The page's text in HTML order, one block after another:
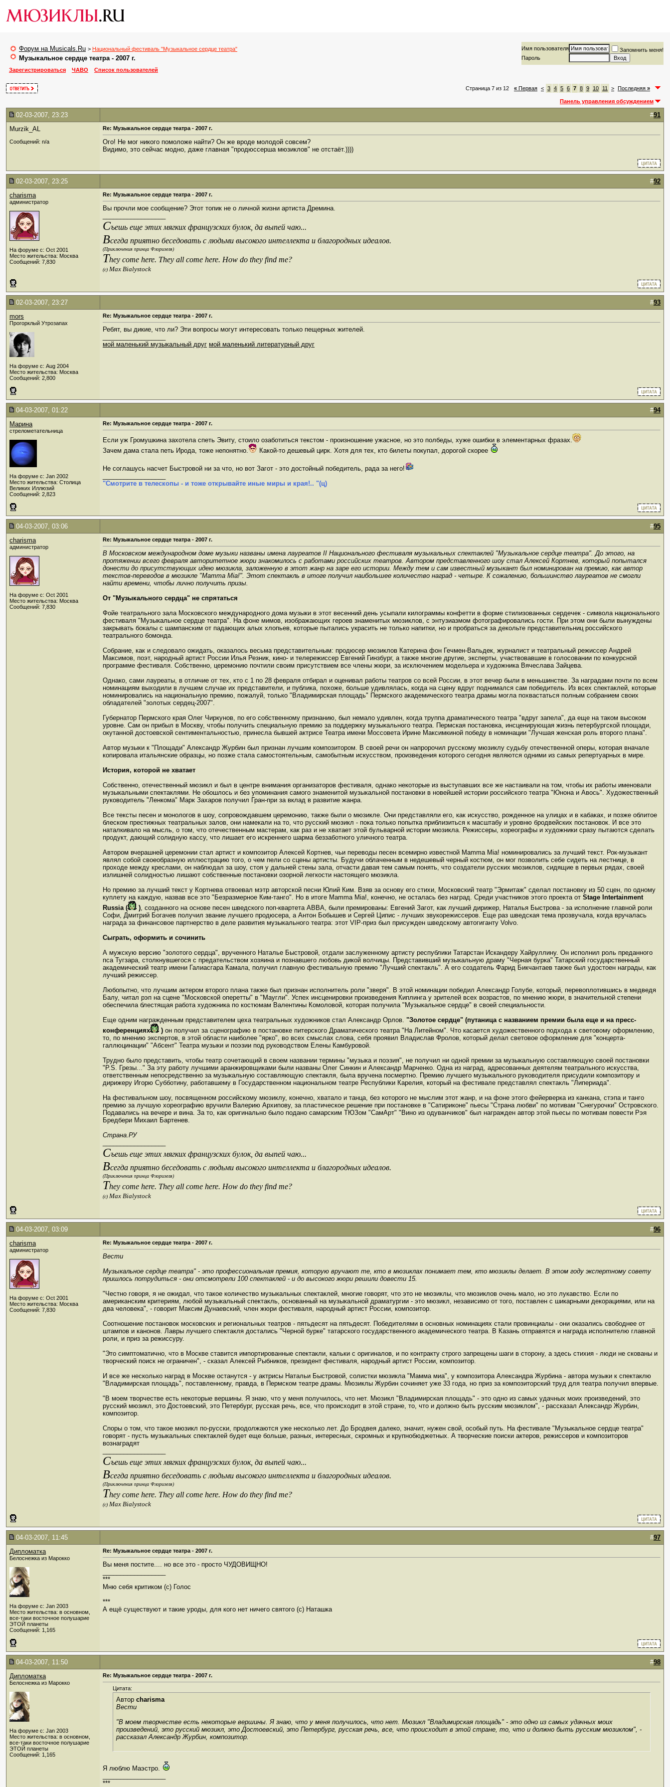
Форум на Musicals.Ru > Национальный фестиваль "Музыкальное сердце театра"
Музыкальное сердце театра - 2007 г.
Имя пользователя
Запомнить меня!
Пароль
Зарегистрироваться
ЧАВО Список пользователей
Страница 7 из 12 « Первая < 3 4 5 6 7 8 9 10 11 > Последняя »
Панель управления обсуждением
02-03-2007, 23:23 #91
Murzik_AL
Сообщений: n/a
Re: Музыкальное сердце театра - 2007 г.
Ого! Не мог никого помоложе найти? Он же вроде молодой совсем?
Видимо, это сейчас модно, даже главная "продюссерша мюзиклов" не отстаёт.))))
02-03-2007, 23:25 #92
charisma
администратор
На форуме с: Oct 2001
Место жительства: Москва
Сообщений: 7,830
Re: Музыкальное сердце театра - 2007 г.
Вы прочли мое сообщение? Этот топик не о личной жизни артиста Дремина.
Съешь еще этих мягких французских булок, да выпей чаю...
Всегда приятно беседовать с людьми высокого интеллекта и благородных идеалов.
(Приключения принца Флоризеля)
They come here. They all come here. How do they find me?
(c) Max Bialystock
02-03-2007, 23:27 #93
mors
Прогорклый Утрозапах
На форуме с: Aug 2004
Место жительства: Москва
Сообщений: 2,800
Re: Музыкальное сердце театра - 2007 г.
Ребят, вы дикие, что ли? Эти вопросы могут интересовать только пещерных жителей.
мой маленький музыкальный друг мой маленький литературный друг
04-03-2007, 01:22 #94
Марина
стрелометательница
На форуме с: Jan 2002
Место жительства: Столица
Великих Иллюзий
Сообщений: 2,823
Re: Музыкальное сердце театра - 2007 г.
Если уж Громушкина захотела спеть Эвиту, стоило озаботиться текстом - произношение ужасное, но это полбеды, хуже ошибки в элементарных фразах.
Зачем дама стала петь Ирода, тоже непонятно.
Какой-то дешевый цирк. Хотя для тех, кто билеты покупал, дорогой скорее
Не соглашусь насчет Быстровой ни за что, но вот Загот - это достойный победитель, рада за него!
"Смотрите в телескопы - и тоже открывайте иные миры и края!.. "(ц)
04-03-2007, 03:06 #95
charisma
администратор
На форуме с: Oct 2001
Место жительства: Москва
Сообщений: 7,830
Re: Музыкальное сердце театра - 2007 г.
В Московском международном доме музыки названы имена лауреатов II Национального фестиваля музыкальных спектаклей "Музыкальное сердце театра". До этого, на
протяжении всего февраля авторитетное жюри знакомилось с работами российских театров. Автором представленного шоу стал Алексей Кортнев, который попытался
донести до присутствующих идею мюзикла, заложенную в этот жанр на заре его истории. Между тем и сам известный музыкант был номинирован на премию, как автор
текстов-переводов в мюзикле "Mamma Mia!". Этот спектакль в итоге получил наибольшее количество наград - четыре. К сожалению, большинство лауреатов не смогли
найти времени, чтобы лично получить призы.
От "Музыкального сердца" не спрятаться
Фойе театрального зала Московского международного дома музыки в этот весенний день усыпали килограммы конфетти в форме стилизованных сердечек - символа национального
фестиваля "Музыкальное сердце театра". На фоне мимов, изображающих героев знаменитых мюзиклов, с энтузиазмом фотографировались гости. При этом они были вынуждены
закрывать бокалы с шампанским от падающих алых хлопьев, которые пытались украсить не только напитки, но и пробраться за декольте представительниц российского
театрального бомонда.
Собрание, как и следовало ожидать, оказалось весьма представительным: продюсер мюзиклов Катерина фон Гечмен-Вальдек, журналист и театральный режиссер Андрей
Максимов, поэт, народный артист России Илья Резник, кино- и телережиссер Евгений Гинзбург, а также многие другие, эксперты, участвовавшие в голосовании по конкурсной
программе фестиваля. Собственно, церемонию почтили своим присутствием все члены жюри, за исключением модельера и художника Вячеслава Зайцева.
Однако, сами лауреаты, в отличие от тех, кто с 1 по 28 февраля отбирал и оценивал работы театров со всей России, в этот вечер были в меньшинстве. За наградами почти по всем
номинациям выходили в лучшем случае их представители, и публика, похоже, больше удивлялась, когда на сцену вдруг поднимался сам победитель. Из всех спектаклей, которые
номинировались на национальную премию, пожалуй, только "Владимирская площадь" Пермского академического театра драмы могла похвастаться полным собранием своих
обладателей "золотых сердец-2007".
Губернатор Пермского края Олег Чиркунов, по его собственному признанию, был немало удивлен, когда труппа драматического театра "вдруг запела", да еще на таком высоком
уровне. Сам он прибыл в Москву, чтобы получить специальную премию за поддержку музыкального театра. Пермская постановка, инсценирующая жизнь петербургской площади,
окутанной достоевской сентиментальностью, принесла бывшей актрисе Театра имени Моссовета Ирине Максимкиной победу в номинации "Лучшая женская роль второго плана".
Автор музыки к "Площади" Александр Журбин был признан лучшим композитором. В своей речи он напророчил русскому мюзиклу судьбу отечественной оперы, которая вначале
копировала итальянские образцы, но позже стала самостоятельным, самобытным искусством, произведения которого сегодня являются одними из самых репертуарных в мире.
История, которой не хватает
Собственно, отечественный мюзикл и был в центре внимания организаторов фестиваля, однако некоторые из выступавших все же настаивали на том, чтобы их работы именовали
музыкальными спектаклями. Не обошлось и без упоминания самого знаменитой музыкальной постановки в новейшей истории российского театра "Юнона и Авось". Художественный
руководитель "Ленкома" Марк Захаров получил Гран-при за вклад в развитие жанра.
Все тексты песен и монологов в шоу, сопровождавшем церемонию, также были о мюзикле. Они представляли его, как искусство, рожденное на улицах и в кабаках, и позже облитое
блеском престижных театральных залов, они намекали на то, что русский мюзикл - пока только попытка приблизиться к масштабу и уровню бродвейских постановок. И все это
наталкивало на мысль, о том, что отечественным мастерам, как раз и не хватает этой бульварной истории мюзикла. Режиссеры, хореографы и художники сразу пытаются сделать
продукт, дающий солидную кассу, что лишает его искреннего шарма беззаботного уличного театра.
Автором вчерашней церемонии стал артист и композитор Алексей Кортнев, чьи переводы песен всемирно известной Mamma Mia! номинировались за лучший текст. Рок-музыкант
являл собой своеобразную иллюстрацию того, о чем пели со сцены артисты. Будучи облаченным в недешевый черный костюм, он мог позволить себе сидеть на лестнице, в
проходе между креслами, он наблюдал за шоу, стоя у дальней стены зала, отчасти давая тем самым понять, что создатели русских мюзиклов, сидящие в первых рядах, своей
излишней солидностью лишают собственные постановки озорной легкости настоящего мюзикла.
Но премию за лучший текст у Кортнева отвоевал мэтр авторской песни Юлий Ким. Взяв за основу его стихи, Московский театр "Эрмитаж" сделал постановку из 50 сцен, по одному
куплету на каждую, назвав все это "Безразмерное Ким-танго". Но в итоге Mamma Mia!, конечно, не осталась без наград. Среди участников этого проекта от Stage Intertainment
Russia (
), созданного на основе песен шведского поп-квартета ABBA, были премированы: Евгений Загот, как лучший дирижер, Наталья Быстрова - за исполнение главной роли
Софи, Дмитрий Богачев получил звание лучшего продюсера, а Антон Бобышев и Сергей Ципис - лучших звукорежиссеров. Еще раз шведская тема прозвучала, когда вручалась
награда за финансовое партнерство в деле развития музыкального театра: этот VIP-приз был присужден шведскому автогиганту Volvo.
Сыграть, оформить и сочинить
А мужскую версию "золотого сердца", врученного Наталье Быстровой, отдали заслуженному артисту республики Татарстан Искандеру Хайруллину. Он исполнил роль преданного
пса Тугзара, столкнувшегося с предательством хозяина и познавшего любовь дикой волчицы. Представивший музыкальную драму "Черная бурка" Татарский государственный
академический театр имени Галиасгара Камала, получил главную фестивальную премию "Лучший спектакль". А его создатель Фарид Бикчантаев также был удостоен награды, как
лучший режиссер.
Любопытно, что лучшим актером второго плана также был признан исполнитель роли "зверя". В этой номинации победил Александр Голубе, который, перевоплотившись в медведя
Балу, читал рэп на сцене "Московской оперетты" в "Маугли". Успех инсценировки произведения Киплинга у зрителей всех возрастов, по мнению жюри, в значительной степени
обеспечила блестящая работа художника по костюмам Валентины Комоловой, которая получила "Музыкальное сердце" в своей специальности.
Еще одним награжденным представителем цеха театральных художников стал Александр Орлов. "Золотое сердце" (путаница с названием премии была еще и на пресс-
конференциях
) он получил за сценографию в постановке питерского Драматического театра "На Литейном". Что касается художественного подхода к световому оформлению,
то, по мнению экспертов, в этой области наиболее "ярко", во всех смыслах слова, себя проявил Владислав Фролов, который делал световое оформление для "концерта-
галлюцинации" "Абсент" Театра музыки и поэзии под руководством Елены Камбуровой.
Трудно было представить, чтобы театр сочетающий в своем названии термины "музыка и поэзия", не получил ни одной премии за музыкальную составляющую своей постановки
"P.S. Грезы..." За эту работу лучшими аранжировщиками были названы Олег Синкин и Александр Марченко. Одна из наград, адресованных деятелям театрального искусства,
ответственным непосредственно за музыкальную составляющую спектакля, была вручена посмертно. Премию лучшего музыкального руководителя присудили композитору и
дирижеру Игорю Субботину, работавшему в Государственном национальном театре Республики Карелия, который на фестивале представлял спектакль "Липериада".
На фестивальном шоу, посвященном российскому мюзиклу, конечно, хватало и танца, без которого не мыслим этот жанр, и на фоне этого фейерверка из канкана, стэпа и танго
премию за лучшую хореографию вручили Валерию Архипову, за пластическое решение при постановке в "Сатириконе" пьесы "Страна любви" по мотивам "Снегурочки" Островского.
Подавались на вечере и вина. За то, как оригинально было подано самарским ТЮЗом "СамАрт" "Вино из одуванчиков" был награжден автор этой пьесы по мотивам повести Рэя
Бредбери Михаил Бартенев.
Страна.РУ
Съешь еще этих мягких французских булок, да выпей чаю...
Всегда приятно беседовать с людьми высокого интеллекта и благородных идеалов.
(Приключения принца Флоризеля)
They come here. They all come here. How do they find me?
(c) Max Bialystock
04-03-2007, 03:09 #96
charisma
администратор
На форуме с: Oct 2001
Место жительства: Москва
Сообщений: 7,830
Re: Музыкальное сердце театра - 2007 г.
Вести
Музыкальное сердце театра" - это профессиональная премия, которую вручают те, кто в мюзиклах понимает тем, кто мюзиклы делает. В этом году экспертному совету
пришлось потрудиться - они отсмотрели 100 спектаклей - и до высокого жюри решили довести 15.
"Честно говоря, я не ожидал, что такое количество музыкальных спектаклей, многие говорят, что это не мюзиклы, что мюзиклов очень мало, но это лукавство. Если по
американским критериям, любой музыкальный спектакль, основанный на музыкальной драматургии - это мюзикл, независимо от того, поставлен с шикарными декорациями, или на
два человека", - говорит Максим Дунаевский, член жюри фестиваля, народный артист России, композитор.
Соотношение постановок московских и региональных театров - пятьдесят на пятьдесят. Победителями в основных номинациях стали провинциалы - они оказались свободнее от
штампов и канонов. Лавры лучшего спектакля достались "Черной бурке" татарского государственного академического театра. В Казань отправятся и награда исполнителю главной
роли, и приз за режиссуру.
"Это симптоматично, что в Москве ставится импортированные спектакли, кальки с оригиналов, и по контракту строго запрещены шаги в сторону, а здесь стихия - люди не скованы и
творческий поиск не ограничен", - сказал Алексей Рыбников, президент фестиваля, народный артист России, композитор.
И все же несколько наград в Москве останутся - у актрисы Натальи Быстровой, солистки мюзикла "Мамма миа", у композитора Александра Журбина - автора музыки к спектаклю
"Владимирская площадь", поставленному, правда, в Пермском театре драмы. Мюзиклы Журбин сочиняет уже 33 года, но приз за композиторский труд для театра получил впервые.
"В моем творчестве есть некоторые вершины. Я знаю, что у меня получилось, что нет. Мюзикл "Владимирская площадь" - это одно из самых удачных моих произведений, это
русский мюзикл, это Достоевский, это Петербург, русская речь, все, что происходит в этой стране, то, что и должно быть русским мюзиклом", - рассказал Александр Журбин,
композитор.
Споры о том, что такое мюзикл по-русски, продолжаются уже несколько лет. До Бродвея далеко, значит, нужен свой, особый путь. На фестивале "Музыкальное сердце театра"
говорят - пусть музыкальных спектаклей будет еще больше, разных, интересных, скромных и крупнобюджетных. А творческие поиски актеров, режиссеров и композиторов
вознаградят
Съешь еще этих мягких французских булок, да выпей чаю...
Всегда приятно беседовать с людьми высокого интеллекта и благородных идеалов.
(Приключения принца Флоризеля)
They come here. They all come here. How do they find me?
(c) Max Bialystock
04-03-2007, 11:45 #97
Дипломатка
Белоснежка из Марокко
На форуме с: Jan 2003
Место жительства: в основном,
все-таки восточное полушарие
ЭТОЙ планеты
Сообщений: 1,165
Re: Музыкальное сердце театра - 2007 г.
Вы меня постите.... но все это - просто ЧУДОВИЩНО!
***
Мню себя критиком (c) Голос
***
А ещё существуют и такие уроды, для кого нет ничего святого (с) Наташка
04-03-2007, 11:50 #98
Дипломатка
Белоснежка из Марокко
На форуме с: Jan 2003
Место жительства: в основном,
все-таки восточное полушарие
ЭТОЙ планеты
Сообщений: 1,165
Re: Музыкальное сердце театра - 2007 г.
Цитата:
Автор charisma
Вести
"В моем творчестве есть некоторые вершины. Я знаю, что у меня получилось, что нет. Мюзикл "Владимирская площадь" - это одно из самых удачных моих
произведений, это русский мюзикл, это Достоевский, это Петербург, русская речь, все, что происходит в этой стране, то, что и должно быть русским мюзиклом", -
рассказал Александр Журбин, композитор.
Я люблю Маэстро.
***